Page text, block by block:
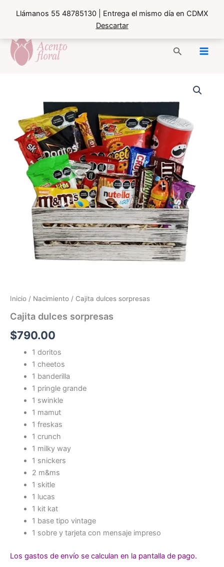
Llámanos 55 48785130 | Entrega el mismo día en CDMX
Descartar
contenido
Buscar
Inicio / Nacimiento / Cajita dulces sorpresas
Cajita dulces sorpresas
$790.00
1 doritos
1 cheetos
1 banderilla
1 pringle grande
1 swinkle
1 mamut
1 freskas
1 crunch
1 milky way
1 snickers
2 m&ms
1 skitle
1 lucas
1 kit kat
1 base tipo vintage
1 sobre y tarjeta con mensaje impreso
Los gastos de envío se calculan en la pantalla de pago.